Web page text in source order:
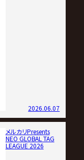
2026.06.07
メルカリPresents
NEO GLOBAL TAG
LEAGUE 2026